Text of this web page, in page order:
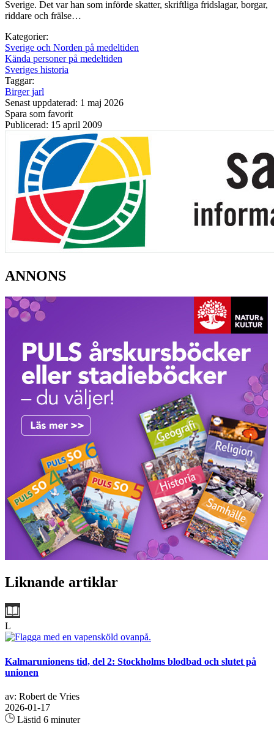
Sverige. Det var han som införde skatter, skriftliga fridslagar, borgar,
riddare och frälse…
Kategorier:
Sverige och Norden på medeltiden
Kända personer på medeltiden
Sveriges historia
Taggar:
Birger jarl
Senast uppdaterad: 1 maj 2026
Spara som favorit
Publicerad: 15 april 2009
ANNONS
Liknande artiklar
L
Kalmarunionens tid, del 2: Stockholms blodbad och slutet på
unionen
av: Robert de Vries
2026-01-17
Lästid 6 minuter